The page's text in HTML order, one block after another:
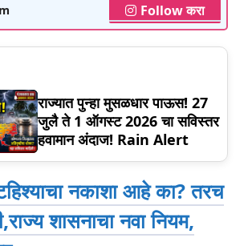
Follow करा
राज्यात पुन्हा मुसळधार पाऊस! 27
जुलै ते 1 ऑगस्ट 2026 चा सविस्तर
हवामान अंदाज! Rain Alert
नकाशा आहे का? तरच
शासनाचा नवा नियम,